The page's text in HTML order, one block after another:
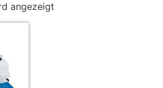
angezeigt